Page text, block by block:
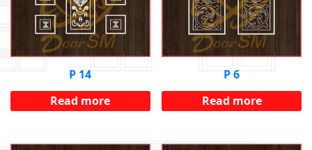
Р 14
Read more
Р 6
Read more